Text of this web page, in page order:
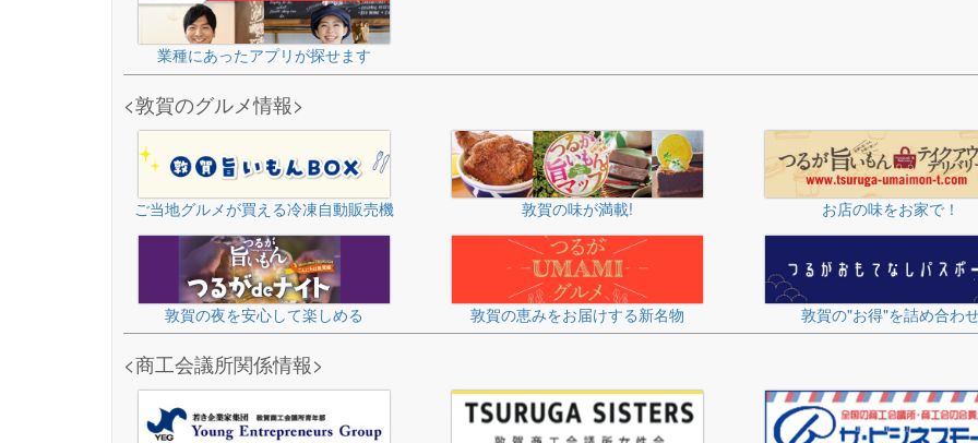
業種にあったアプリが探せます
<敦賀のグルメ情報>
ご当地グルメが買える冷凍自動販売機 敦賀の味が満載! お店の味をお家で！
敦賀の夜を安心して楽しめる 敦賀の恵みをお届けする新名物 敦賀の"お得"を詰め合わ
<商工会議所関係情報>